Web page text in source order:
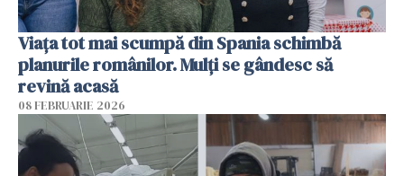
Viața tot mai scumpă din Spania schimbă
planurile românilor. Mulți se gândesc să
revină acasă
08 FEBRUARIE 2026